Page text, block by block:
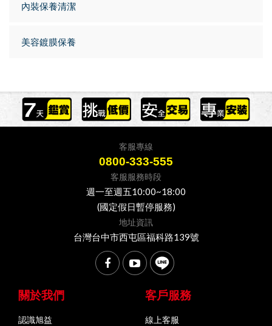
內裝保養清潔
美容鍍膜保養
客服專線
0800-333-555
客服服務時段
週一至週五10:00~18:00
(國定假日暫停服務)
地址資訊
台灣台中市西屯區福科路139號
關於我們
認識旭益
客戶服務
線上客服